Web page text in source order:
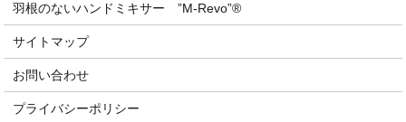
羽根のないハンドミキサー ”M-Revo”®
サイトマップ
お問い合わせ
プライバシーポリシー